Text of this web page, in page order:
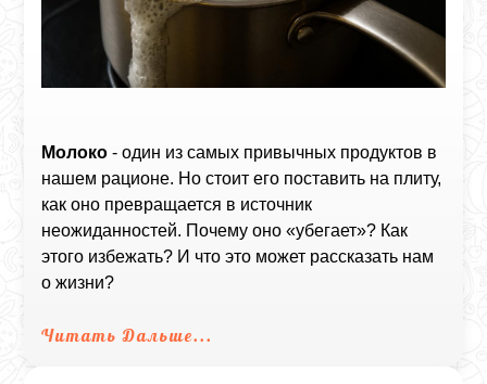
Молоко - один из самых привычных продуктов в
нашем рационе. Но стоит его поставить на плиту,
как оно превращается в источник
неожиданностей. Почему оно «убегает»? Как
этого избежать? И что это может рассказать нам
о жизни?
Читать Дальше...